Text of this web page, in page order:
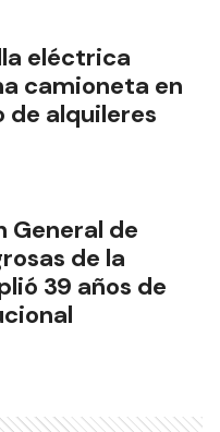
eléctrica
camioneta en
de alquileres
General de
de la
39 años de